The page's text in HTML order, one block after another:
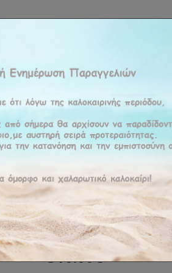
ΠΡΟΣΦΟΡΕΣΥΠΗΡΕΣΊΕΣBLOG
Καρέκλα
ΚΩΔΙΚΌΣ :
Παράδοση σε 15-20 ημέρες
310.00€